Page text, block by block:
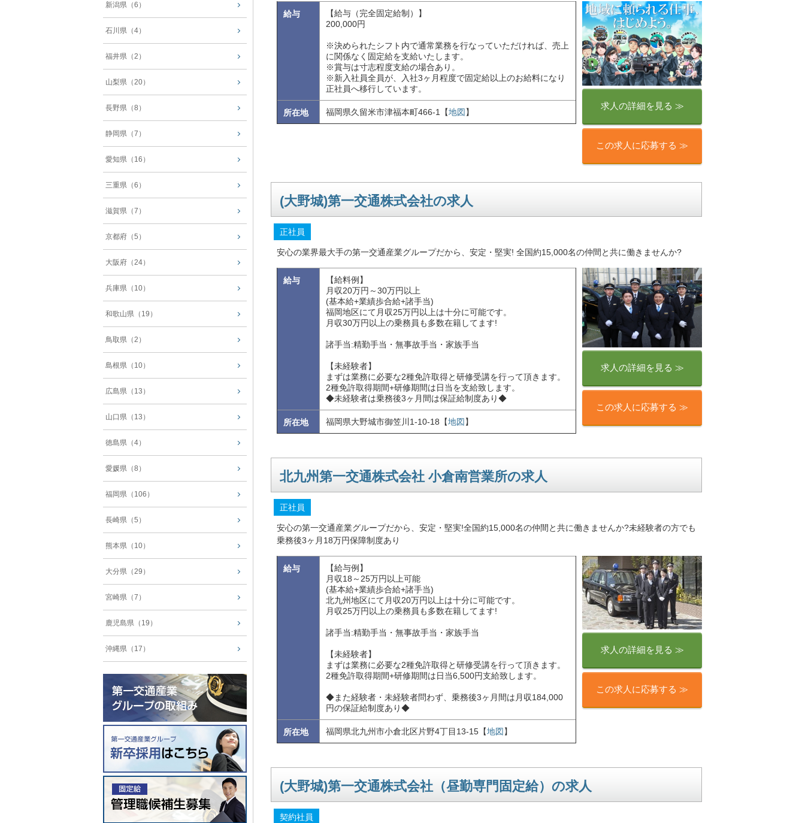
給与
【給与（完全固定給制）】
200,000円
※決められたシフト内で通常業務を行なっていただければ、売上
に関係なく固定給を支給いたします。
※賞与は寸志程度支給の場合あり。
※新入社員全員が、入社3ヶ月程度で固定給以上のお給料になり
正社員へ移行しています。
所在地 福岡県久留米市津福本町466-1【地図 】
求人の詳細を見る ≫
この求人に応募する ≫
(大野城)第一交通株式会社の求人
正社員
安心の業界最大手の第一交通産業グループだから、安定・堅実! 全国約15,000名の仲間と共に働きませんか?
給与
【給料例】
月収20万円～30万円以上
(基本給+業績歩合給+諸手当)
福岡地区にて月収25万円以上は十分に可能です。
月収30万円以上の乗務員も多数在籍してます!
諸手当:精勤手当・無事故手当・家族手当
【未経験者】
まずは業務に必要な2種免許取得と研修受講を行って頂きます。
2種免許取得期間+研修期間は日当を支給致します。
◆未経験者は乗務後3ヶ月間は保証給制度あり◆
所在地 福岡県大野城市御笠川1-10-18【地図 】
求人の詳細を見る ≫
この求人に応募する ≫
北九州第一交通株式会社 小倉南営業所の求人
正社員
安心の第一交通産業グループだから、安定・堅実!全国約15,000名の仲間と共に働きませんか?未経験者の方でも
乗務後3ヶ月18万円保障制度あり
給与
【給与例】
月収18～25万円以上可能
(基本給+業績歩合給+諸手当)
北九州地区にて月収20万円以上は十分に可能です。
月収25万円以上の乗務員も多数在籍してます!
諸手当:精勤手当・無事故手当・家族手当
【未経験者】
まずは業務に必要な2種免許取得と研修受講を行って頂きます。
2種免許取得期間+研修期間は日当6,500円支給致します。
◆また経験者・未経験者問わず、乗務後3ヶ月間は月収184,000
円の保証給制度あり◆
所在地 福岡県北九州市小倉北区片野4丁目13-15【地図 】
求人の詳細を見る ≫
この求人に応募する ≫
(大野城)第一交通株式会社（昼勤専門固定給）の求人
契約社員
新潟県（6）
石川県（4）
福井県（2）
山梨県（20）
長野県（8）
静岡県（7）
愛知県（16）
三重県（6）
滋賀県（7）
京都府（5）
大阪府（24）
兵庫県（10）
和歌山県（19）
鳥取県（2）
島根県（10）
広島県（13）
山口県（13）
徳島県（4）
愛媛県（8）
福岡県（106）
長崎県（5）
熊本県（10）
大分県（29）
宮崎県（7）
鹿児島県（19）
沖縄県（17）